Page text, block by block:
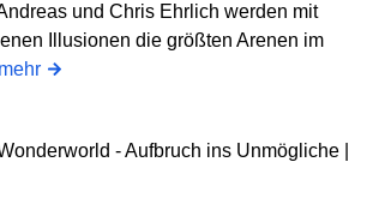
und Chris Ehrlich werden mit
Illusionen die größten Arenen im
mehr
- Aufbruch ins Unmögliche |